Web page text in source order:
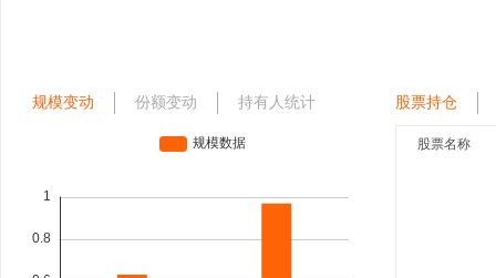
规模变动 份额变动 持有人统计 股票持仓
股票名称